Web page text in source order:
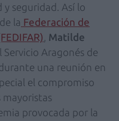
seguridad. Así lo
la Federación de
Matilde
Servicio Aragonés de
durante una reunión en
el compromiso
provocada por la